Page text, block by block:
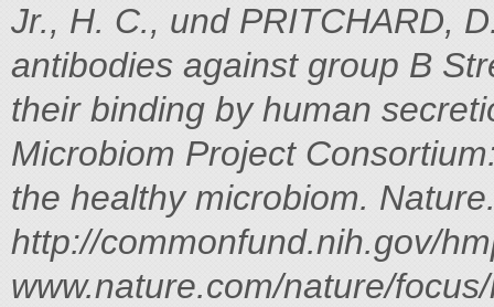
Jr., H. C., und PRITCHARD,
antibodies against group B
their binding by human
Microbiom Project
the healthy microbiom.
http://commonfund.nih.gov/
www.nature.com/nature/